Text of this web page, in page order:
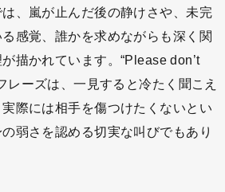
、嵐が止んだ後の静けさや、未完
感覚、誰かを求めながらも深く関
描かれています。“Please don’t
レーズは、一見すると冷たく聞こえ
際には相手を傷つけたくないとい
弱さを認める切実な叫びでもあり